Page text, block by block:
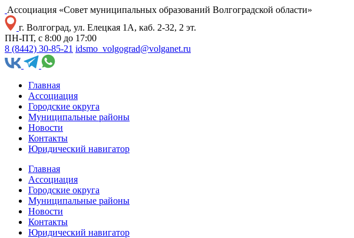
Ассоциация «Совет муниципальных образований Волгоградской области»
г. Волгоград, ул. Елецкая 1А, каб. 2-32, 2 эт.
ПН-ПТ, с 8:00 до 17:00
8 (8442) 30-85-21 idsmo_volgograd@volganet.ru
Главная
Ассоциация
Городские округа
Муниципальные районы
Новости
Контакты
Юридический навигатор
Главная
Ассоциация
Городские округа
Муниципальные районы
Новости
Контакты
Юридический навигатор